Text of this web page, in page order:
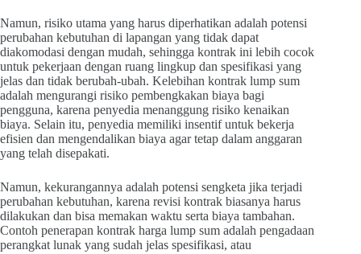
Namun, risiko utama yang harus diperhatikan adalah potensi
perubahan kebutuhan di lapangan yang tidak dapat
diakomodasi dengan mudah, sehingga kontrak ini lebih cocok
untuk pekerjaan dengan ruang lingkup dan spesifikasi yang
jelas dan tidak berubah-ubah. Kelebihan kontrak lump sum
adalah mengurangi risiko pembengkakan biaya bagi
pengguna, karena penyedia menanggung risiko kenaikan
biaya. Selain itu, penyedia memiliki insentif untuk bekerja
efisien dan mengendalikan biaya agar tetap dalam anggaran
yang telah disepakati.
Namun, kekurangannya adalah potensi sengketa jika terjadi
perubahan kebutuhan, karena revisi kontrak biasanya harus
dilakukan dan bisa memakan waktu serta biaya tambahan.
Contoh penerapan kontrak harga lump sum adalah pengadaan
perangkat lunak yang sudah jelas spesifikasi, atau